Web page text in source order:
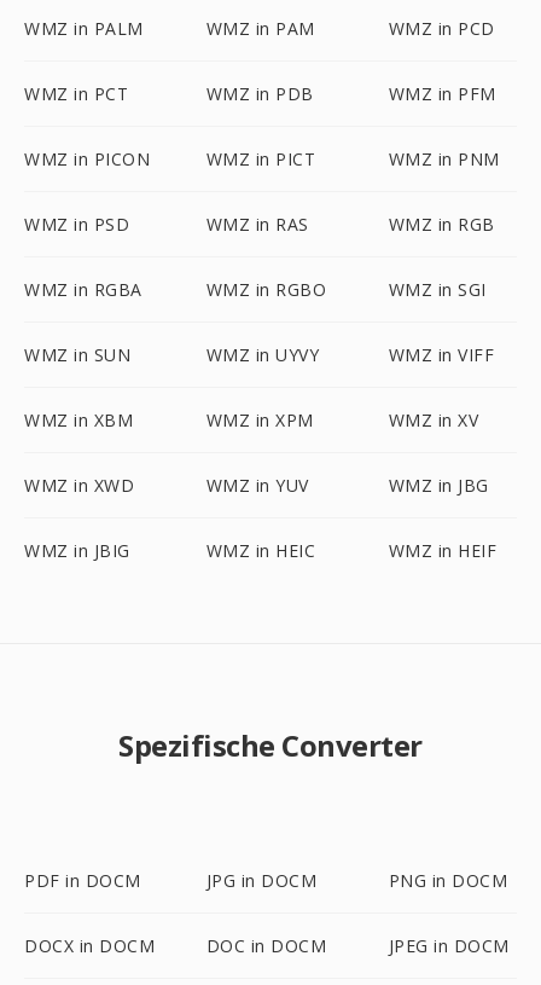
WMZ in PALM WMZ in PAM WMZ in PCD
WMZ in PCT WMZ in PDB WMZ in PFM
WMZ in PICON WMZ in PICT WMZ in PNM
WMZ in PSD WMZ in RAS WMZ in RGB
WMZ in RGBA WMZ in RGBO WMZ in SGI
WMZ in SUN WMZ in UYVY WMZ in VIFF
WMZ in XBM WMZ in XPM WMZ in XV
WMZ in XWD WMZ in YUV WMZ in JBG
WMZ in JBIG WMZ in HEIC WMZ in HEIF
Spezifische Converter
PDF in DOCM JPG in DOCM PNG in DOCM
DOCX in DOCM DOC in DOCM JPEG in DOCM